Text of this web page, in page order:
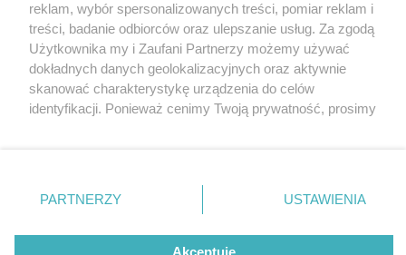
5 / 10
Tramwaj na polodnie 3
Nie zapomnij
zapoznać się z:
polityką prywatności regulamin korzystania z portali
Twojemiasto
Piekary Śląskie
Chorzów
Tarnowskie Góry
Gliwice
Skontakuj sięz nami
Kontakt
Wydawca
Redakcja
reklam, wybór spersonalizowanych treści, pomiar reklam i
treści, badanie odbiorców oraz ulepszanie usług. Za zgodą
Użytkownika my i Zaufani Partnerzy możemy używać
dokładnych danych geolokalizacyjnych oraz aktywnie
skanować charakterystykę urządzenia do celów
identyfikacji. Ponieważ cenimy Twoją prywatność, prosimy
prywatności znajdujący się w lewym dolnym rogu strony
. Niektóre rodzaje przetwarzania danych nie wymagają
zgody użytkownika, ale masz prawo sprzeciwić się
takiemu przetwarzaniu. Preferencje będą miały
PARTNERZY USTAWIENIA
Akceptuję